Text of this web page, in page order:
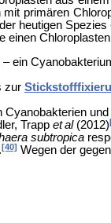
primären
heutigen Spezies
einen
ein
zur
Trapp et al(2012)
subtropica
[40] Wegen der